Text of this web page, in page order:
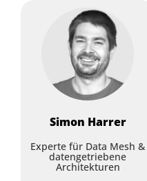
Simon Harrer
Experte für Data Mesh &
datengetriebene
Architekturen